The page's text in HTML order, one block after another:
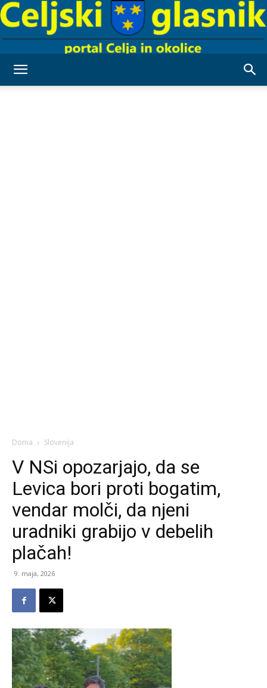
Doma Slovenija
V NSi opozarjajo, da se
Levica bori proti bogatim,
vendar molči, da njeni
uradniki grabijo v debelih
plačah!
9. maja, 2026